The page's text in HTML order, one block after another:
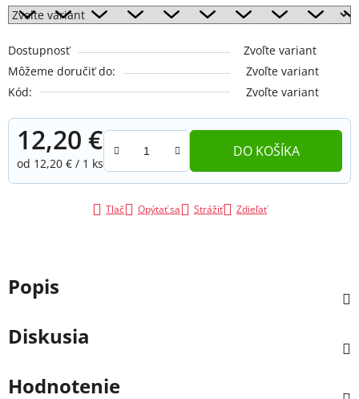
Dostupnosť
Zvoľte variant
Môžeme doručiť do:
Zvoľte variant
Kód:
Zvoľte variant
12,20 €
Jednotková cena:
od 12,20 € / 1 ks
DO KOŠÍKA
Tlač Opýtať sa Strážiť Zdieľať
Popis
Diskusia
Hodnotenie